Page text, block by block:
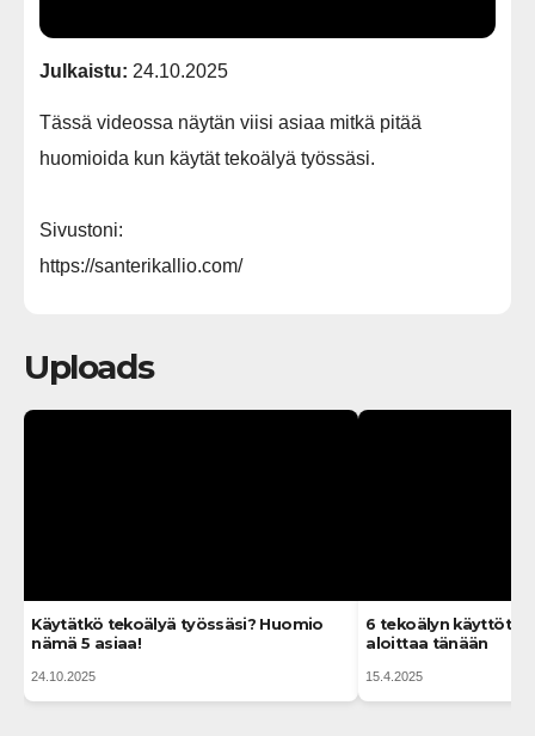
Julkaistu: 24.10.2025
Tässä videossa näytän viisi asiaa mitkä pitää
huomioida kun käytät tekoälyä työssäsi.
Sivustoni:
https://santerikallio.com/
Uploads
Käytätkö tekoälyä työssäsi? Huomio
nämä 5 asiaa!
24.10.2025
6 tekoälyn
aloittaa tänään
15.4.2025